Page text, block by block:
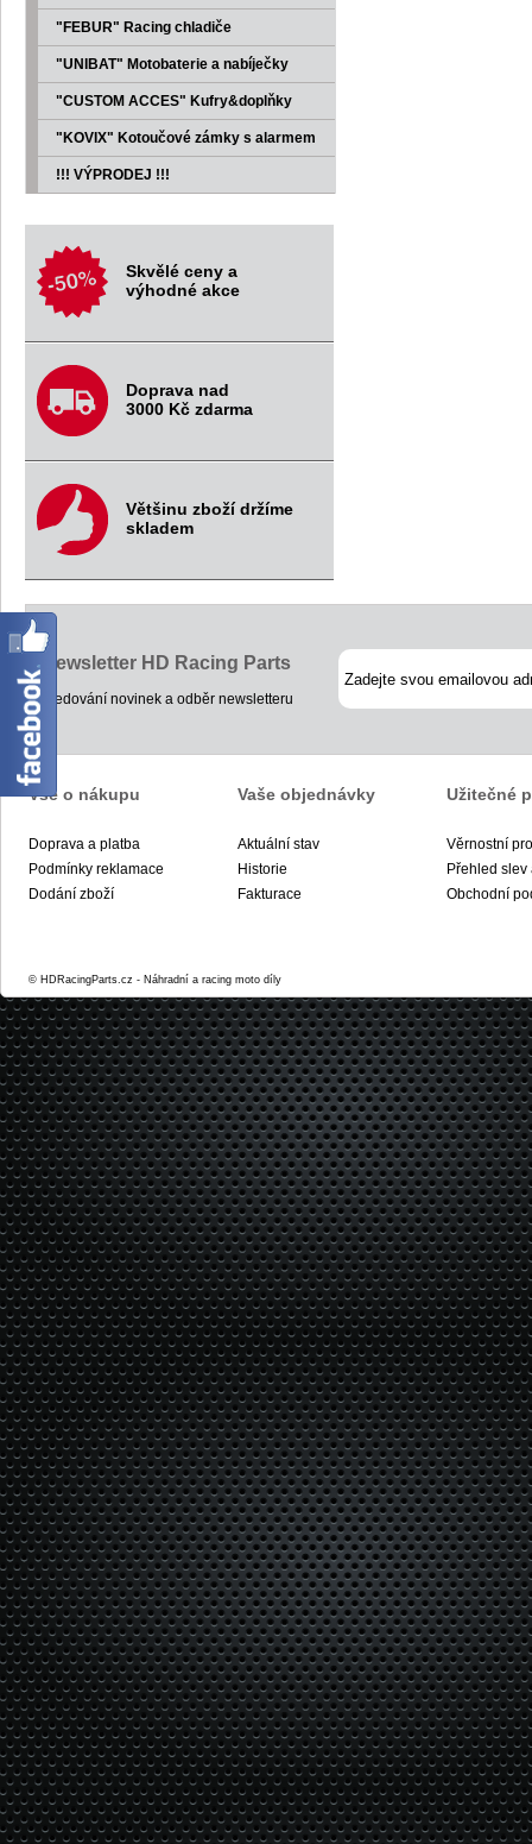
"FEBUR" Racing chladiče
"UNIBAT" Motobaterie a nabíječky
"CUSTOM ACCES" Kufry&doplňky
"KOVIX" Kotoučové zámky s alarmem
!!! VÝPRODEJ !!!
Skvělé ceny a
výhodné akce
Doprava nad
3000 Kč zdarma
Většinu zboží držíme
skladem
Newsletter HD Racing Parts
Sledování novinek a odběr newsletteru
Vše o nákupu
Doprava a platba
Podmínky reklamace
Dodání zboží
Vaše objednávky
Aktuální stav
Historie
Fakturace
Užitečné
Věrnostní
Přehled slev
Obchodní
© HDRacingParts.cz - Náhradní a racing moto díly